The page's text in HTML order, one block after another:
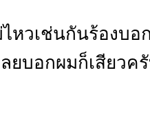
หวเช่นกันร้องบอ
บอกผมก็เสียวครั